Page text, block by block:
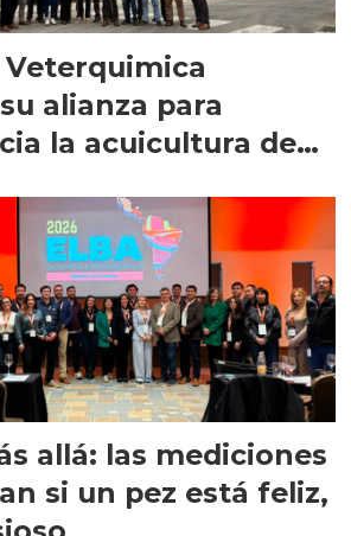
alianza para
la acuicultura de
allá: las mediciones
si un pez está feliz,